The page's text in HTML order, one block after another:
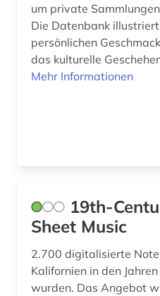
briefsammlung (3)
british academy (1)
bäumker (1)
bühnenmusik (1)
um private
Die Datenbank
persönlichen
das kulturelle
Mehr Informationen
19th-
Sheet Music
2.700 digitalisierte
Kalifornien in den
wurden. Das Angebot wird durch Materialien